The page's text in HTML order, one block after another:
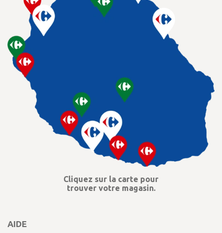
AIDE
Cliquez sur la carte pour
trouver votre magasin.